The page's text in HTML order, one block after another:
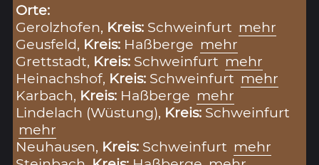
Orte:
Gerolzhofen, Kreis: Schweinfurt mehr
Geusfeld, Kreis: Haßberge mehr
Grettstadt, Kreis: Schweinfurt mehr
Heinachshof, Kreis: Schweinfurt mehr
Karbach, Kreis: Haßberge mehr
Lindelach (Wüstung), Kreis: Schweinfurt
mehr
Neuhausen, Kreis: Schweinfurt mehr